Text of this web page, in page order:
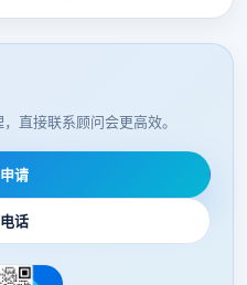
直接联系顾问会更高效。
请
话